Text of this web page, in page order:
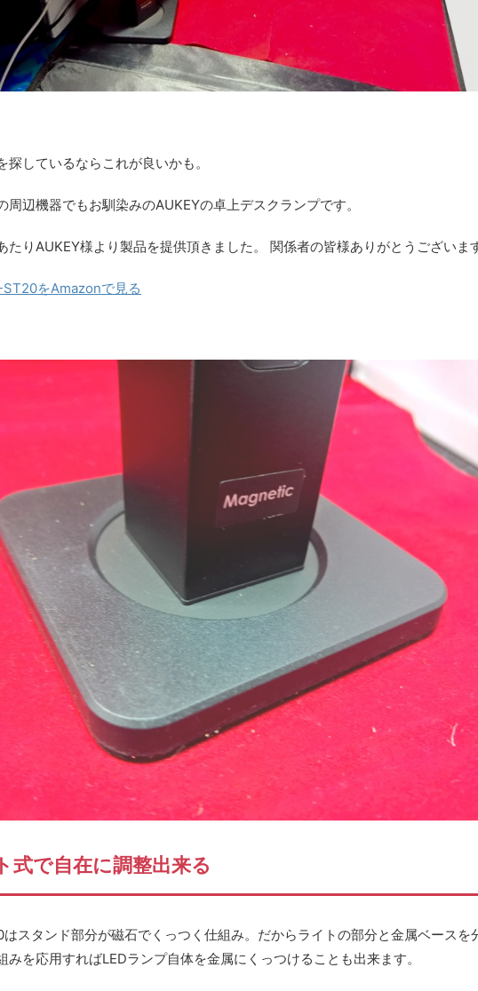
探しているならこれが良いかも。
周辺機器でもお馴染みのAUKEYの卓上デスクランプです。
たりAUKEY様より製品を提供頂きました。 関係者の皆様ありがとうございます
をAmazonで見る
式で自在に調整出来る
スタンド部分が磁石でくっつく仕組み。だからライトの部分と金属ベースを
みを応用すればLEDランプ自体を金属にくっつけることも出来ます。